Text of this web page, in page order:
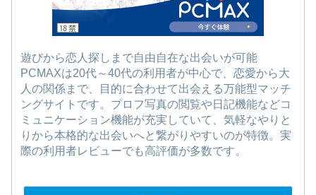
遊びから恋人探しまで自由自在な出会いが可能
PCMAXは20代～40代の利用者が中心で、恋愛から大
人の関係まで、目的に合わせて出会える万能型マッチ
ングサイトです。プロフ写真の閲覧や日記機能などコ
ミュニケーション機能が充実していて、気軽なやりと
りから本格的な出会いへと繋がりやすいのが特徴。実
際の利用者レビューでも高評価が多数です。